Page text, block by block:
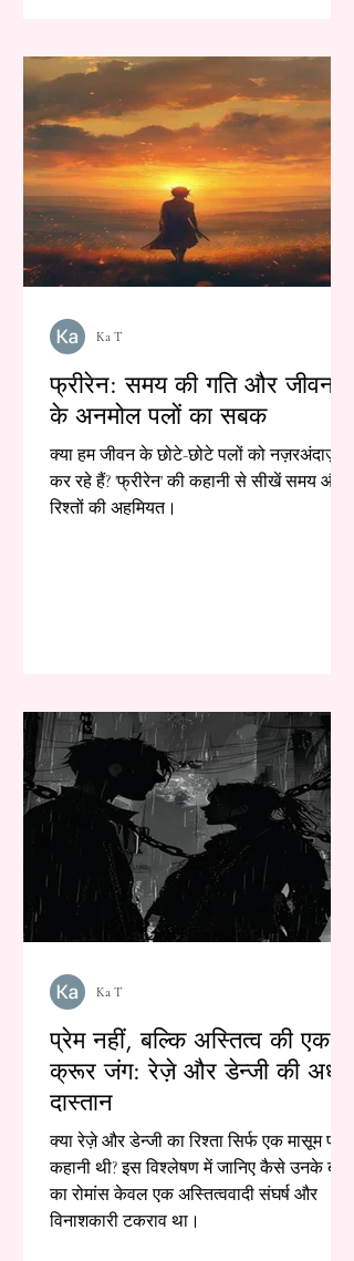
फ्रीरेन: समय की गति और जीवन
के अनमोल पलों का सबक
क्या हम जीवन के छोटे-छोटे पलों को नज़रअंदाज़
कर रहे हैं? 'फ्रीरेन' की कहानी से सीखें समय और
रिश्तों की अहमियत।
Ka T
प्रेम नहीं, बल्कि अस्तित्व की एक
क्रूर जंग: रेज़े और डेन्जी की अधूरी
दास्तान
क्या रेज़े और डेन्जी का रिश्ता सिर्फ एक मासूम प्रेम
कहानी थी? इस विश्लेषण में जानिए कैसे उनके बीच
का रोमांस केवल एक अस्तित्ववादी संघर्ष और
विनाशकारी टकराव था।
Ka T